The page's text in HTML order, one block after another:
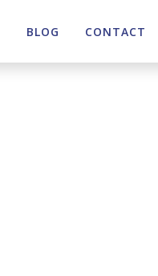
BLOG CONTACT